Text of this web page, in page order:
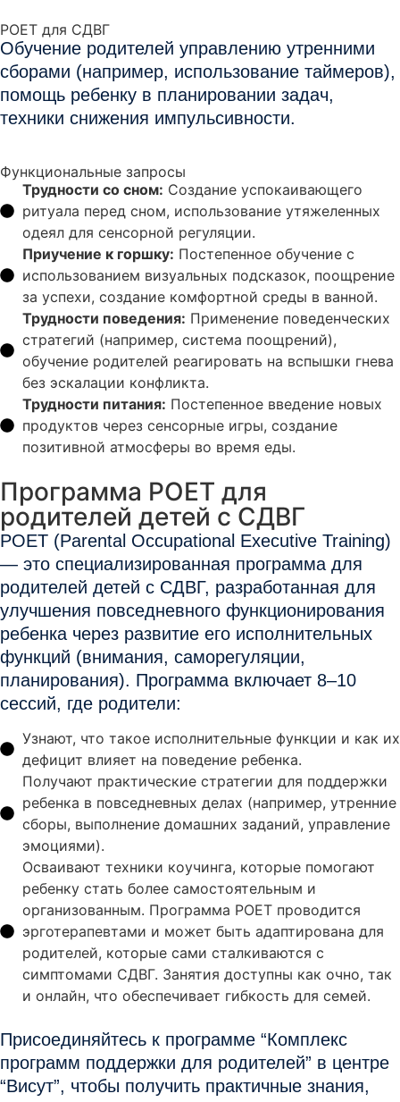
POET для СДВГ
Обучение родителей управлению утренними
сборами (например, использование таймеров),
помощь ребенку в планировании задач,
техники снижения импульсивности.
Функциональные запросы
Трудности со сном: Создание успокаивающего
ритуала перед сном, использование утяжеленных
одеял для сенсорной регуляции.
Приучение к горшку: Постепенное обучение с
использованием визуальных подсказок, поощрение
за успехи, создание комфортной среды в ванной.
Трудности поведения: Применение поведенческих
стратегий (например, система поощрений),
обучение родителей реагировать на вспышки гнева
без эскалации конфликта.
Трудности питания: Постепенное введение новых
продуктов через сенсорные игры, создание
позитивной атмосферы во время еды.
Программа POET для
родителей детей с СДВГ
POET (Parental Occupational Executive Training)
— это специализированная программа для
родителей детей с СДВГ, разработанная для
улучшения повседневного функционирования
ребенка через развитие его исполнительных
функций (внимания, саморегуляции,
планирования). Программа включает 8–10
сессий, где родители:
Узнают, что такое исполнительные функции и как их
дефицит влияет на поведение ребенка.
Получают практические стратегии для поддержки
ребенка в повседневных делах (например, утренние
сборы, выполнение домашних заданий, управление
эмоциями).
Осваивают техники коучинга, которые помогают
ребенку стать более самостоятельным и
организованным. Программа POET проводится
эрготерапевтами и может быть адаптирована для
родителей, которые сами сталкиваются с
симптомами СДВГ. Занятия доступны как очно, так
и онлайн, что обеспечивает гибкость для семей.
Присоединяйтесь к программе “Комплекс
программ поддержки для родителей” в центре
“Висут”, чтобы получить практичные знания,